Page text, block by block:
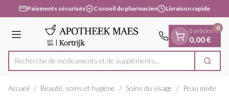
Aller au contenu
1 de 1
Paiements sécurisés Conseil du pharmacien Livraison rapide
Menu
Rechercher
Recherche de médicaments et de supp
0 articles
0,00 €
0
Accueil / Beauté, soins et hygiène / Soins du visage / Peau mixte